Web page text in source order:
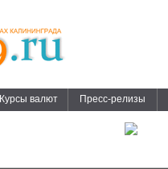
Курсы валют Пресс-релизы